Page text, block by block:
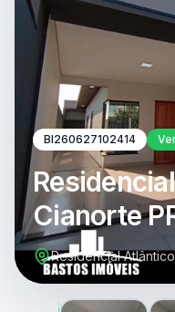
BI260627102414
Cianorte
Residencial